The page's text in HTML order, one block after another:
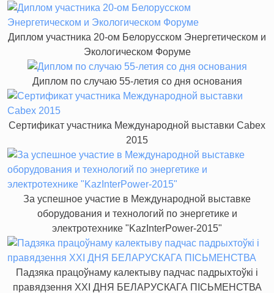
Диплом участника 20-ом Белорусском Энергетическом и
Экологическом Форуме
Диплом по случаю 55-летия со дня основания
Сертификат участника Международной выставки Cabex
2015
За успешное участие в Международной выставке
оборудования и технологий по энергетике и
электротехнике "KazInterPower-2015"
Падзяка працоўнаму калектыву падчас падрыхтоўкі і
правядзення XXI ДНЯ БЕЛАРУСКАГА ПІСЬМЕНСТВА